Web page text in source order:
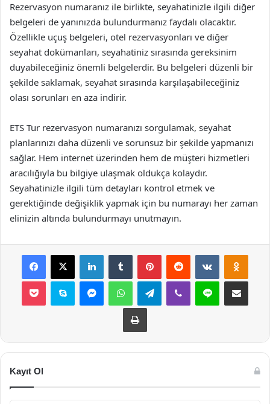
Rezervasyon numaranız ile birlikte, seyahatinizle ilgili diğer
belgeleri de yanınızda bulundurmanız faydalı olacaktır.
Özellikle uçuş belgeleri, otel rezervasyonları ve diğer
seyahat dokümanları, seyahatiniz sırasında gereksinim
duyabileceğiniz önemli belgelerdir. Bu belgeleri düzenli bir
şekilde saklamak, seyahat sırasında karşılaşabileceğiniz
olası sorunları en aza indirir.
ETS Tur rezervasyon numaranızı sorgulamak, seyahat
planlarınızı daha düzenli ve sorunsuz bir şekilde yapmanızı
sağlar. Hem internet üzerinden hem de müşteri hizmetleri
aracılığıyla bu bilgiye ulaşmak oldukça kolaydır.
Seyahatinizle ilgili tüm detayları kontrol etmek ve
gerektiğinde değişiklik yapmak için bu numarayı her zaman
elinizin altında bulundurmayı unutmayın.
Facebook
X LinkedInTumblr PinterestReddit VKontakte
Pocket Skype MessengerWhatsAppTelegramViber Line E-Posta ile
Yazdır
Kayıt Ol